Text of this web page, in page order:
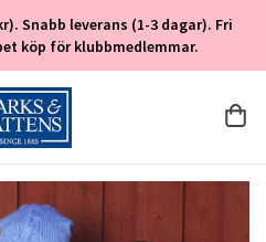
Snabb leverans (1-3 dagar). Fri
köp för klubbmedlemmar.